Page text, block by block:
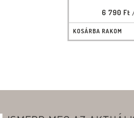
6 790 Ft
KOSÁRBA RAKOM